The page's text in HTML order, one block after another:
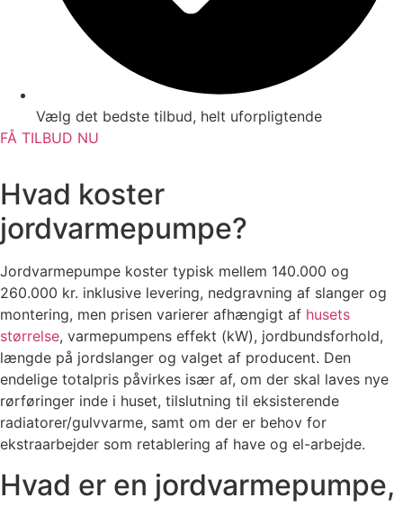
Vælg det bedste tilbud, helt uforpligtende
FÅ TILBUD NU
Hvad koster
jordvarmepumpe?
Jordvarmepumpe koster typisk mellem 140.000 og
260.000 kr. inklusive levering, nedgravning af slanger og
montering, men prisen varierer afhængigt af husets
størrelse, varmepumpens effekt (kW), jordbundsforhold,
længde på jordslanger og valget af producent. Den
endelige totalpris påvirkes især af, om der skal laves nye
rørføringer inde i huset, tilslutning til eksisterende
radiatorer/gulvvarme, samt om der er behov for
ekstraarbejder som retablering af have og el-arbejde.
Hvad er en jordvarmepumpe,